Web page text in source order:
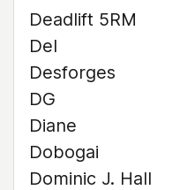
Deadlift 5RM
Del
Desforges
DG
Diane
Dobogai
Dominic J. Hall